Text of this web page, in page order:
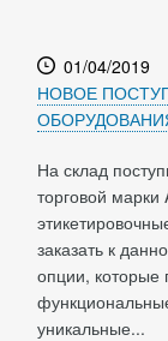
01/04/2019
НОВОЕ
На склад
торговой марки
заказать к
опции, которые
уникальные...